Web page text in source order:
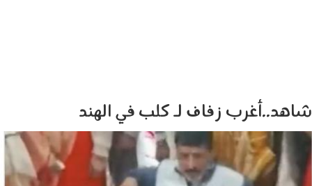
شاهد..أغرب زفاف لـ كلب في الهند
زفاف لـ كلب في الهند